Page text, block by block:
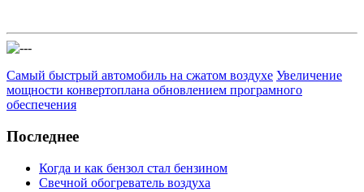
Самый быстрый автомобиль на сжатом воздухе Увеличение
мощности конвертоплана обновлением програмного
обеспечения
Последнее
Когда и как бензол стал бензином
Свечной обогреватель воздуха